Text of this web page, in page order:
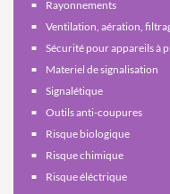
Rayonnements
Ventilation, aération,
Sécurité pour appareils à
Materiel de signalisation
Signalétique
Outils anti-coupures
Risque biologique
Risque chimique
Risque éléctrique